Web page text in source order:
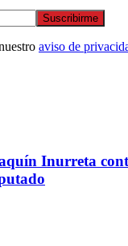
Suscribirme
aviso de
Inurreta